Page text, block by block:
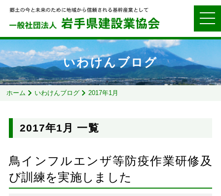
いわけんブログ
ホーム いわけんブログ 2017年1月
2017年1月 一覧
鳥インフルエンザ等防疫作業研修及
び訓練を実施しました